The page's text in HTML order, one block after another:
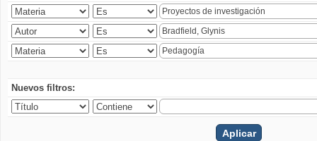
Nuevos filtros: